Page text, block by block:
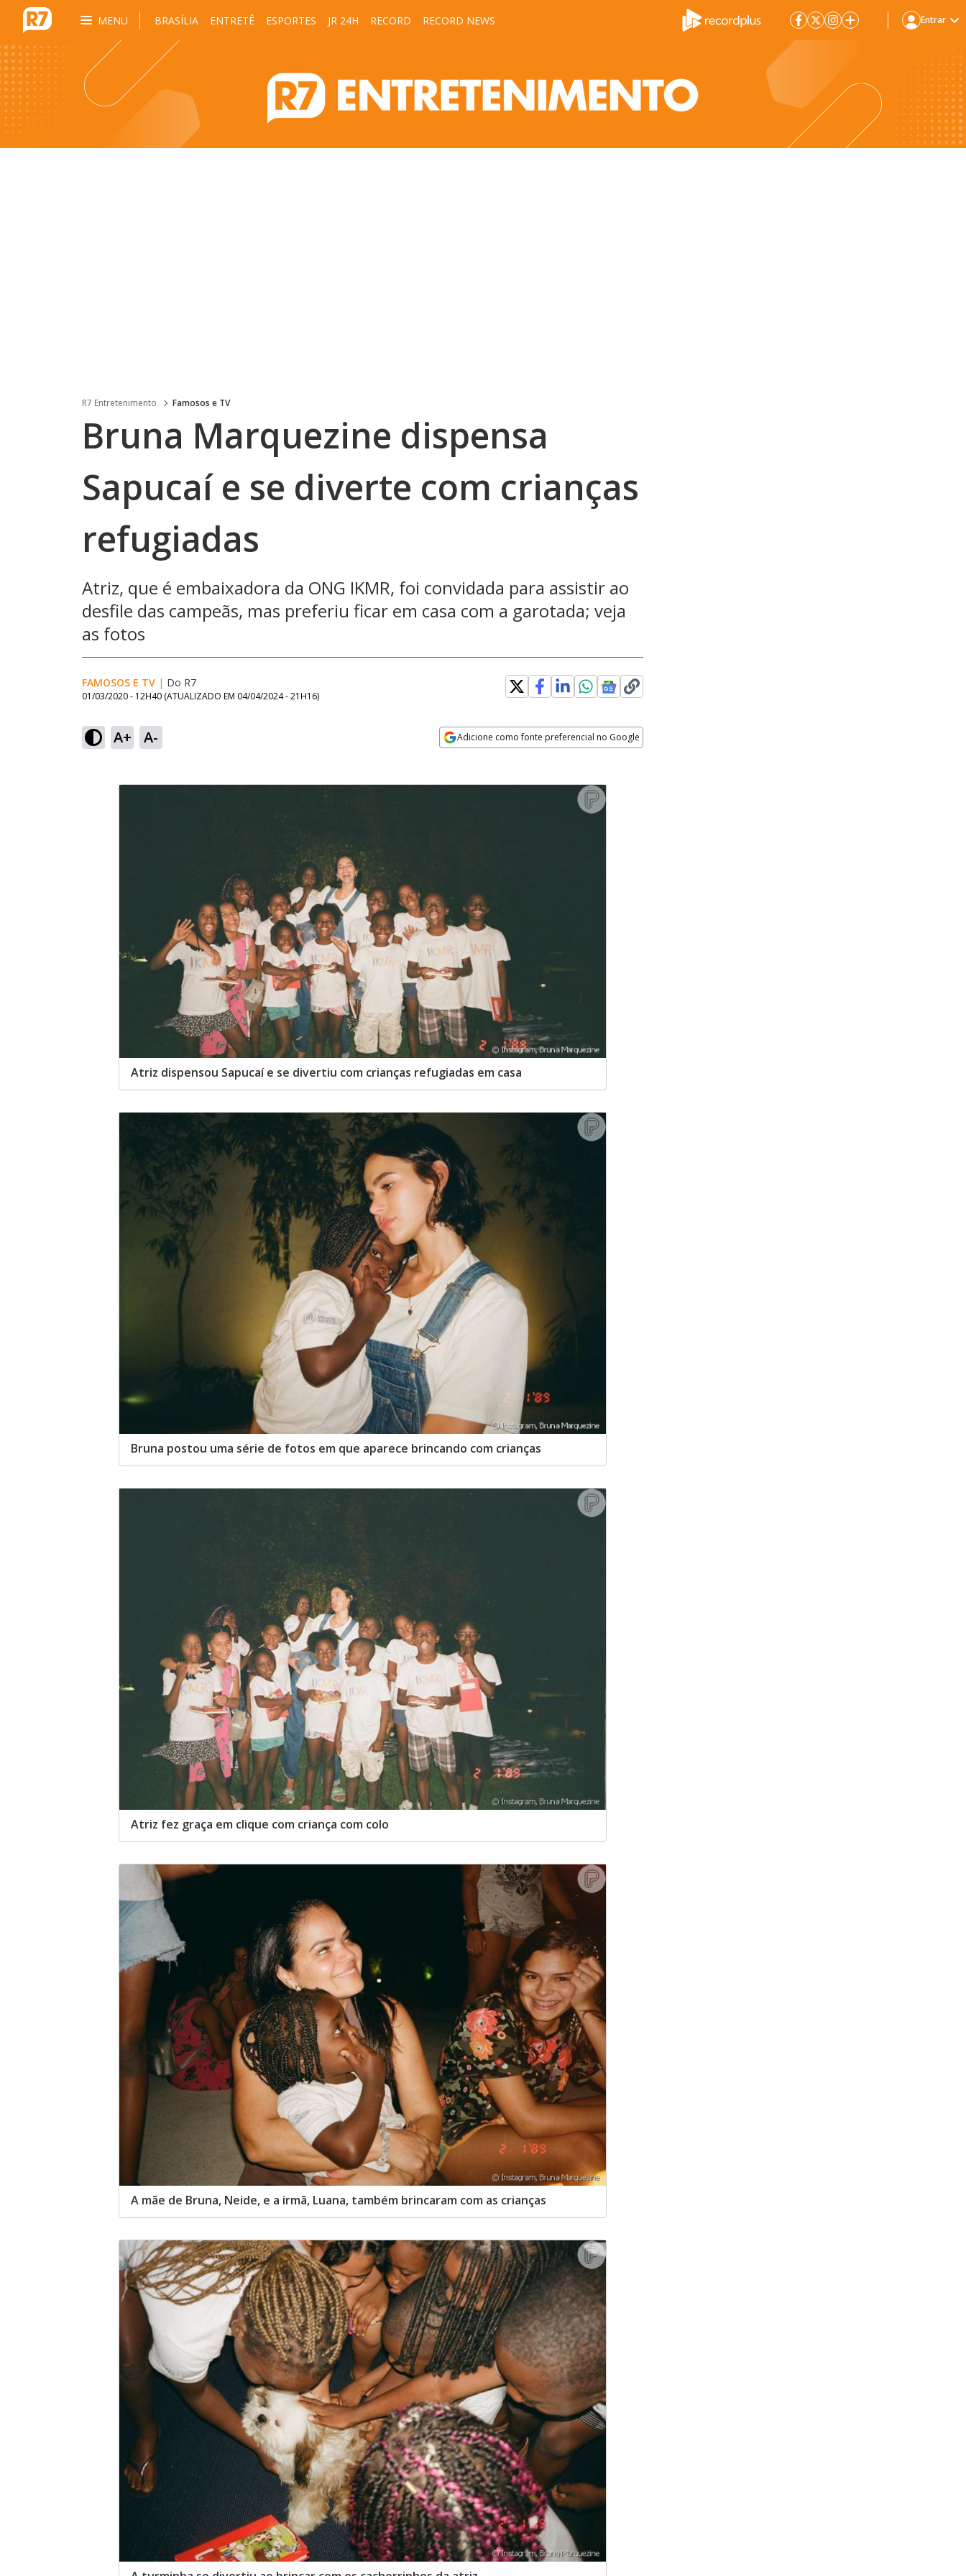
MENU BRASÍLIA ENTRETÊ ESPORTES JR 24H RECORD RECORD NEWS Entrar
R7 Entretenimento Famosos e TV
Bruna Marquezine dispensa
Sapucaí e se diverte com crianças
refugiadas
Atriz, que é embaixadora da ONG IKMR, foi convidada para assistir ao
desfile das campeãs, mas preferiu ficar em casa com a garotada; veja
as fotos
FAMOSOS E TV | Do R7
01/03/2020 - 12H40 (ATUALIZADO EM 04/04/2024 - 21H16)
A+ A- Adicione como fonte preferencial no Google
Atriz dispensou Sapucaí e se divertiu com crianças refugiadas em casa
Bruna postou uma série de fotos em que aparece brincando com crianças
Atriz fez graça em clique com criança com colo
A mãe de Bruna, Neide, e a irmã, Luana, também brincaram com as crianças